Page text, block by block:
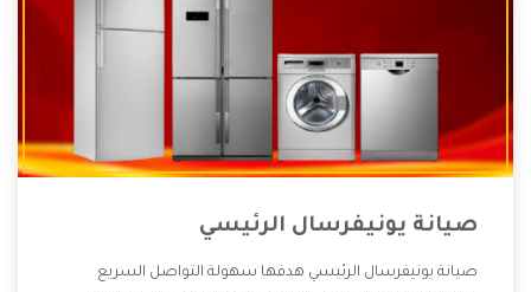
صيانة يونيفرسال الرئيسي
صيانة يونيفرسال الرئيسي هدفها سهولة التواصل السريع